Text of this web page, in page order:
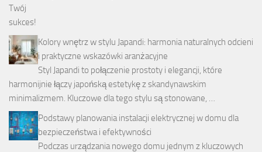
Kolory wnętrz w stylu Japandi: harmonia naturalnych odcieni
i praktyczne wskazówki aranżacyjne
Styl Japandi to połączenie prostoty i elegancji, które
harmonijnie łączy japońską estetykę z skandynawskim
minimalizmem. Kluczowe dla tego stylu są stonowane, …
Podstawy planowania instalacji elektrycznej w domu dla
bezpieczeństwa i efektywności
Podczas urządzania nowego domu jednym z kluczowych